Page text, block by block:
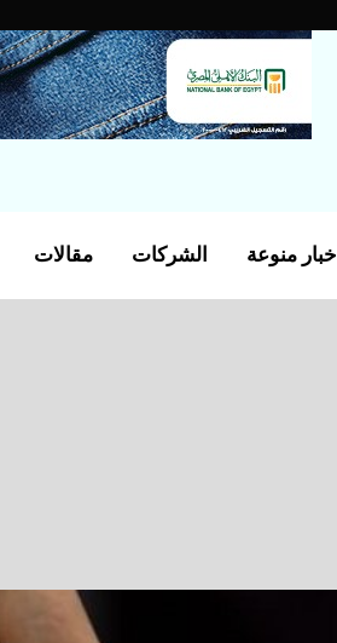
مقالات الشركات أخبار منوعة